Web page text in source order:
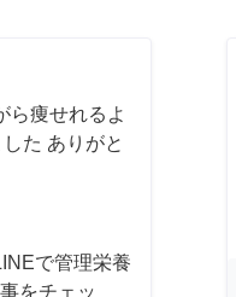
ら痩せれるよ
た ありがと
で管理栄養
をチェッ